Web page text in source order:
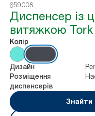
659008
Диспенсер із
витяжкою Tork
Колір
Дизайн
Розміщення
диспенсерів